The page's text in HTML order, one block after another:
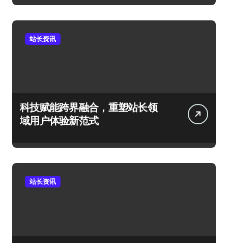
站长资讯
科技赋能跨界融合，重塑站长领
域用户体验新范式
站长资讯